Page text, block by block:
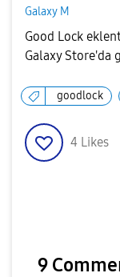
Galaxy M
Good Lock
Galaxy Store'da
goodlock
4 Likes
9